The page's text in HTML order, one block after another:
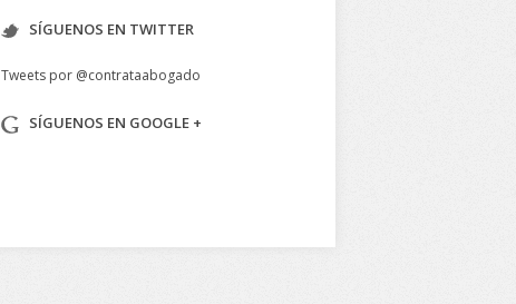
SÍGUENOS EN TWITTER
Tweets por @contrataabogado
SÍGUENOS EN GOOGLE +